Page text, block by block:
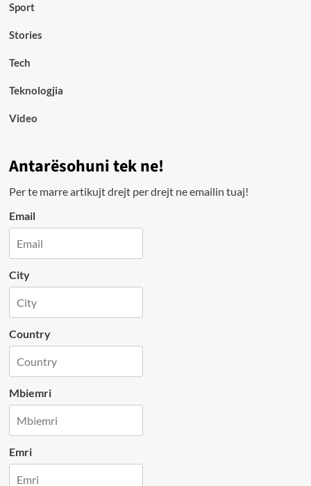
Sport
Stories
Tech
Teknologjia
Video
Antarësohuni tek ne!
Per te marre artikujt drejt per drejt ne emailin tuaj!
Email
City
Country
Mbiemri
Emri